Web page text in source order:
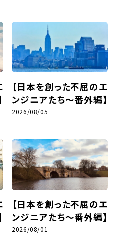
【日本を創った不屈のエ
ンジニアたち～番外編】
2026/08/05
【日本を創った不屈のエ
ンジニアたち～番外編】
2026/08/01